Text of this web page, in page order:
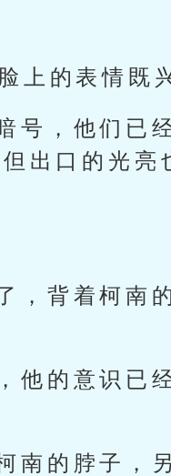
上的表情既
号，他们已
出口的光亮
，背着柯南
他的意识已
南的脖子，